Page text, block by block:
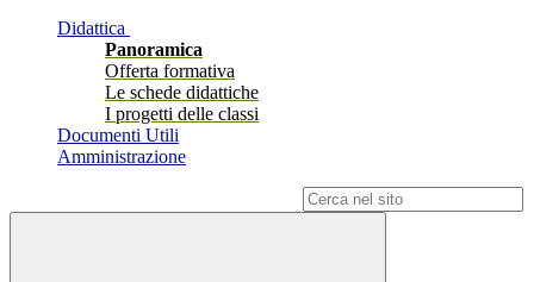
Didattica
Panoramica
Offerta formativa
Le schede didattiche
I progetti delle classi
Documenti Utili
Amministrazione